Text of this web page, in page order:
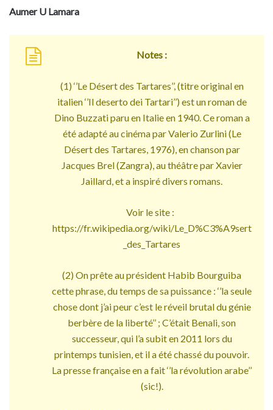
Aumer U Lamara
Notes :
(1) ‘’Le Désert des Tartares’’, (titre original en
italien ‘’Il deserto dei Tartari’’) est un roman de
Dino Buzzati paru en Italie en 1940. Ce roman a
été adapté au cinéma par Valerio Zurlini (Le
Désert des Tartares, 1976), en chanson par
Jacques Brel (Zangra), au théâtre par Xavier
Jaillard, et a inspiré divers romans.
Voir le site :
https://fr.wikipedia.org/wiki/Le_D%C3%A9sert
_des_Tartares
(2) On prête au président Habib Bourguiba
cette phrase, du temps de sa puissance : ‘’la seule
chose dont j’ai peur c’est le réveil brutal du génie
berbère de la liberté’’ ; C’était Benali, son
successeur, qui l’a subit en 2011 lors du
printemps tunisien, et il a été chassé du pouvoir.
La presse française en a fait ‘’la révolution arabe’’
(sic!).